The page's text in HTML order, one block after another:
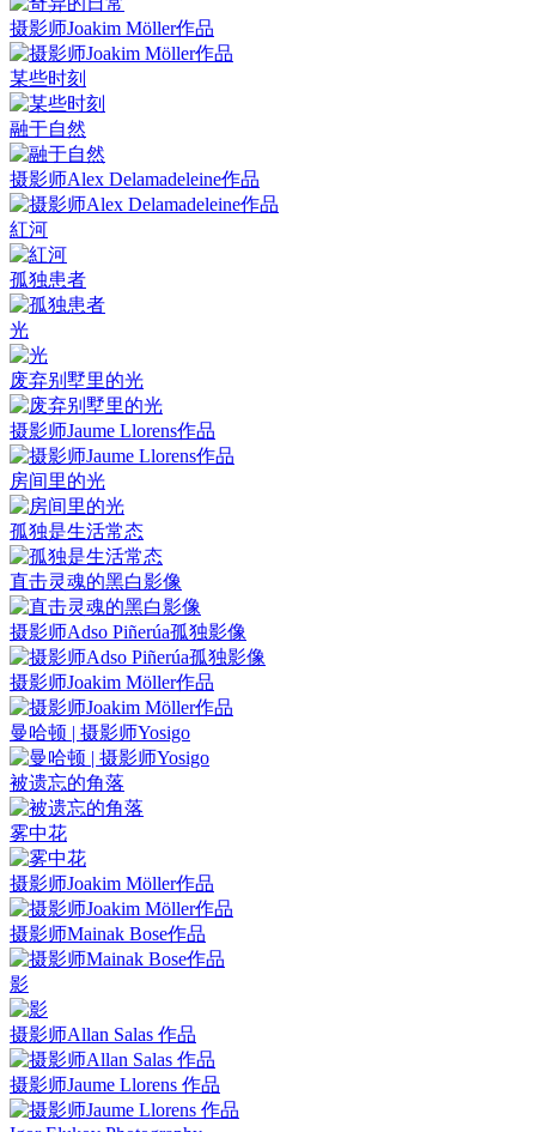
摄影师Joakim Möller作品
某些时刻
融于自然
摄影师Alex Delamadeleine作品
紅河
孤独患者
光
废弃别墅里的光
摄影师Jaume Llorens作品
房间里的光
孤独是生活常态
直击灵魂的黑白影像
摄影师Adso Piñerúa孤独影像
摄影师Joakim Möller作品
曼哈顿 | 摄影师Yosigo
被遗忘的角落
雾中花
摄影师Joakim Möller作品
摄影师Mainak Bose作品
影
摄影师Allan Salas 作品
摄影师Jaume Llorens 作品